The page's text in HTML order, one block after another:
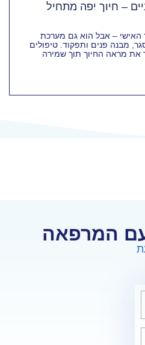
– חיוך יפה מתחיל
האישי – אבל הוא גם מערכת
מבנה פנים ותפקוד. טיפולים
את מראה החיוך תוך שמירה
המרפאה